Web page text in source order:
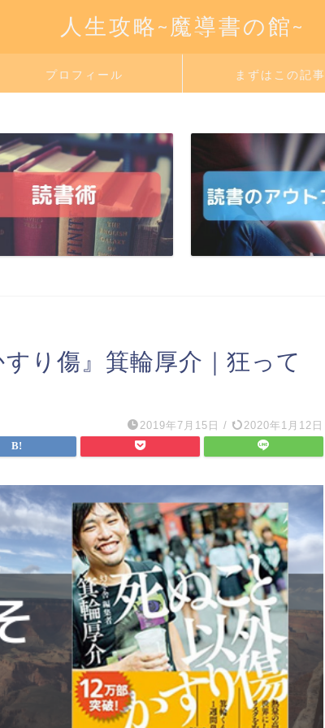
人生攻略~魔導書の館~
プロフィール まずはこの記事
り傷』箕輪厚介｜狂って
2019年7月15日 / 2020年1月12日